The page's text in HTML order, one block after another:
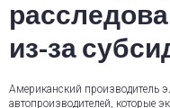
из-за
Американский производитель
автопроизводителей, которые